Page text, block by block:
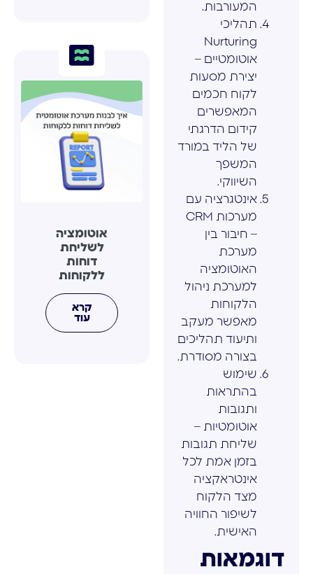
המעורבות.
תהליכי
Nurturing
אוטומטיים –
יצירת מסעות
לקוח חכמים
המאפשרים
קידום הדרגתי
של הליד במורד
המשפך
השיווקי.
אינטגרציה עם
מערכות CRM
– חיבור בין
מערכת
האוטומציה
למערכת ניהול
הלקוחות
מאפשר מעקב
ותיעוד תהליכים
בצורה מסודרת.
שימוש
בהתראות
ותגובות
אוטומטיות –
שליחת תגובות
בזמן אמת לכל
אינטראקציה
מצד הלקוח
לשיפור החוויה
האישית.
דוגמאות
אוטומציה
לשליחת
דוחות
ללקוחות
קרא
עוד